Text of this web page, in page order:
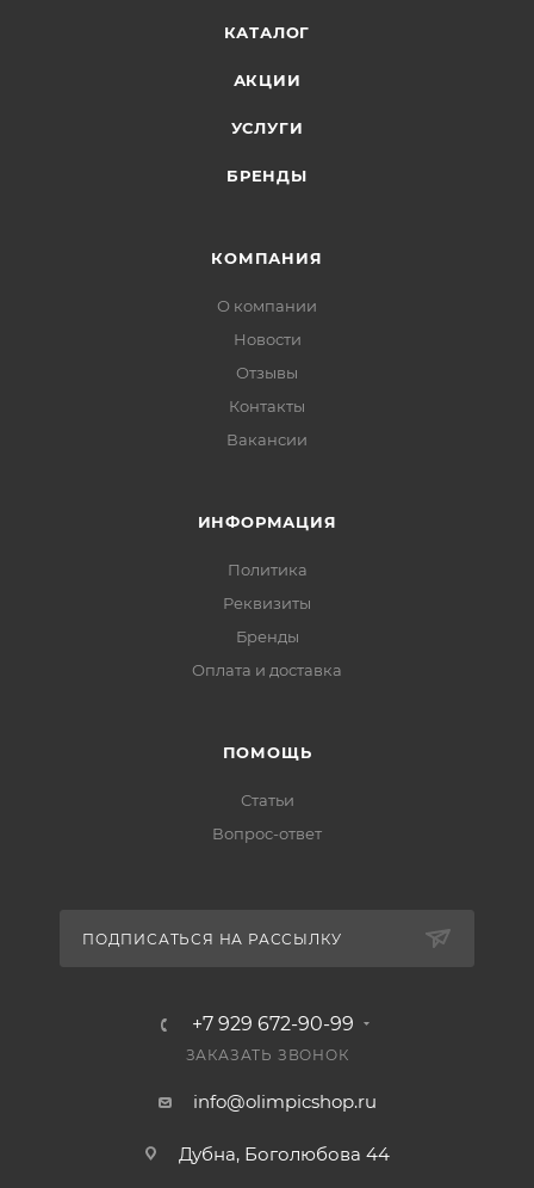
КАТАЛОГ
АКЦИИ
УСЛУГИ
БРЕНДЫ
КОМПАНИЯ
О компании
Новости
Отзывы
Контакты
Вакансии
ИНФОРМАЦИЯ
Политика
Реквизиты
Бренды
Оплата и доставка
ПОМОЩЬ
Статьи
Вопрос-ответ
ПОДПИСАТЬСЯ НА РАССЫЛКУ
+7 929 672-90-99
ЗАКАЗАТЬ ЗВОНОК
info@olimpicshop.ru
Дубна, Боголюбова 44